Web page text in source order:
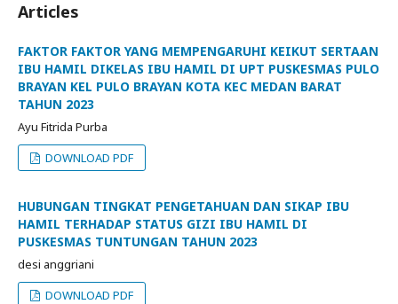
Articles
FAKTOR FAKTOR YANG MEMPENGARUHI KEIKUT SERTAAN
IBU HAMIL DIKELAS IBU HAMIL DI UPT PUSKESMAS PULO
BRAYAN KEL PULO BRAYAN KOTA KEC MEDAN BARAT
TAHUN 2023
Ayu Fitrida Purba
DOWNLOAD PDF
HUBUNGAN TINGKAT PENGETAHUAN DAN SIKAP IBU
HAMIL TERHADAP STATUS GIZI IBU HAMIL DI
PUSKESMAS TUNTUNGAN TAHUN 2023
desi anggriani
DOWNLOAD PDF